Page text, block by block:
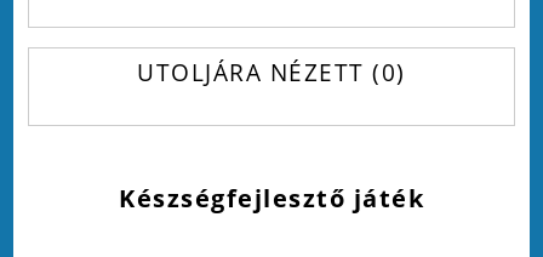
UTOLJÁRA NÉZETT 0
Készségfejlesztő játék